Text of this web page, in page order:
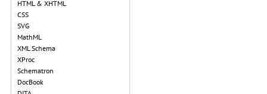
HTML & XHTML
CSS
SVG
MathML
XML Schema
XProc
Schematron
DocBook